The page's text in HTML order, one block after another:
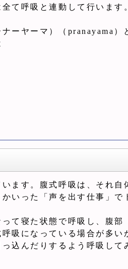
て呼吸と連動して行います
ーヤーマ）（pranayama
ます。腹式呼吸は、それ
いった「声を出す仕事」で
て寝た状態で呼吸し、腹
吸になっている場合が多い
込んだりするよう呼吸し